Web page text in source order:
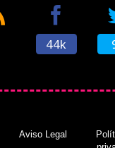
44k
Aviso Legal